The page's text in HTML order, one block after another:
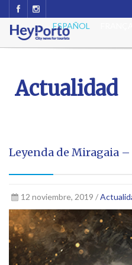
ESPAÑOL
Actualidad
Leyenda de Miragaia
12 noviembre, 2019 /